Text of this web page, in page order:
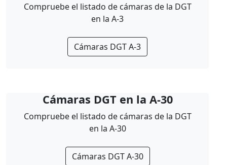
Compruebe el listado de cámaras de la DGT
en la A-3
Cámaras DGT A-3
Cámaras DGT en la A-30
Compruebe el listado de cámaras de la DGT
en la A-30
Cámaras DGT A-30